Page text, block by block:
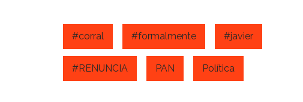
#corral #formalmente #javier
#RENUNCIA PAN Política